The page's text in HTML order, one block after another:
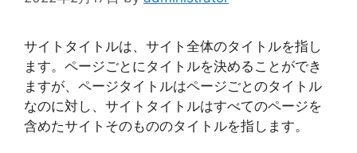
サイトタイトルは、サイト全体のタイトルを指し
ます。ページごとにタイトルを決めることができ
ますが、ページタイトルはページごとのタイトル
なのに対し、サイトタイトルはすべてのページを
含めたサイトそのもののタイトルを指します。